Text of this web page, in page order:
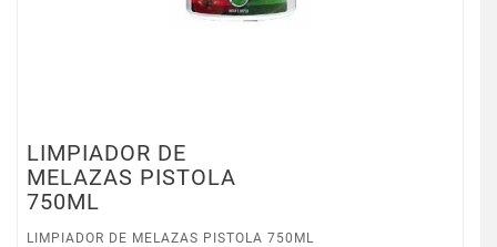
LIMPIADOR DE
MELAZAS PISTOLA
750ML
LIMPIADOR DE MELAZAS PISTOLA 750ML